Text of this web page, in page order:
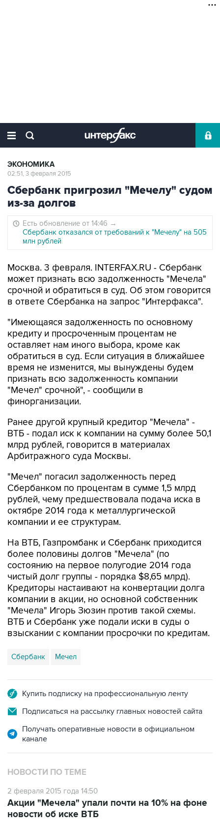
ЭКОНОМИКА
02:51, 3 февраля 2015
Сбербанк пригрозил "Мечелу" судом
из-за долгов
Есть обновление от 14:46 →
Сбербанк отказался от требований к "Мечелу" на 505
млн рублей
Москва. 3 февраля. INTERFAX.RU - Сбербанк
может признать всю задолженность "Мечела"
срочной и обратиться в суд. Об этом говорится
в ответе Сбербанка на запрос "Интерфакса".
"Имеющаяся задолженность по основному
кредиту и просроченным процентам не
оставляет нам иного выбора, кроме как
обратиться в суд. Если ситуация в ближайшее
время не изменится, мы вынуждены будем
признать всю задолженность компании
"Мечел" срочной", - сообщили в
финорганизации.
Ранее другой крупный кредитор "Мечела" -
ВТБ - подал иск к компании на сумму более 50,1
млрд рублей, говорится в материалах
Арбитражного суда Москвы.
"Мечел" погасил задолженность перед
Сбербанком по процентам в сумме 1,5 млрд
рублей, чему предшествовала подача иска в
октябре 2014 года к металлургической
компании и ее структурам.
На ВТБ, Газпромбанк и Сбербанк приходится
более половины долгов "Мечела" (по
состоянию на первое полугодие 2014 года
чистый долг группы - порядка $8,65 млрд).
Кредиторы настаивают на конвертации долга
компании в акции, но основной собственник
"Мечела" Игорь Зюзин против такой схемы.
ВТБ и Сбербанк уже подали иски в суды о
взыскании с компании просрочки по кредитам.
Сбербанк Мечел
Купить подписку на профессиональную ленту
Подписаться на рассылку главных новостей сайта
Получать оперативные новости в официальном
канале
НОВОСТИ ПО ТЕМЕ
2 февраля 2015 года 14:50
Акции "Мечела" упали почти на 10% на фоне
новости об иске ВТБ